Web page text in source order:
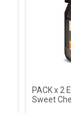
PACK x 2
Sweet